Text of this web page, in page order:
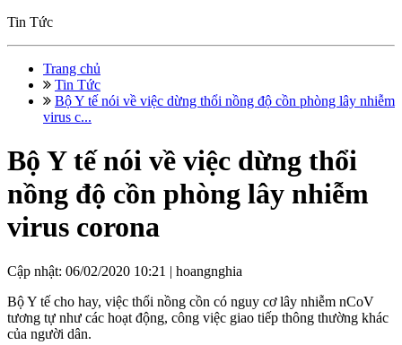
Tin Tức
Trang chủ
Tin Tức
Bộ Y tế nói về việc dừng thổi nồng độ cồn phòng lây nhiễm
virus c...
Bộ Y tế nói về việc dừng thổi
nồng độ cồn phòng lây nhiễm
virus corona
Cập nhật: 06/02/2020 10:21 | hoangnghia
Bộ Y tế cho hay, việc thổi nồng cồn có nguy cơ lây nhiễm nCoV
tương tự như các hoạt động, công việc giao tiếp thông thường khác
của người dân.